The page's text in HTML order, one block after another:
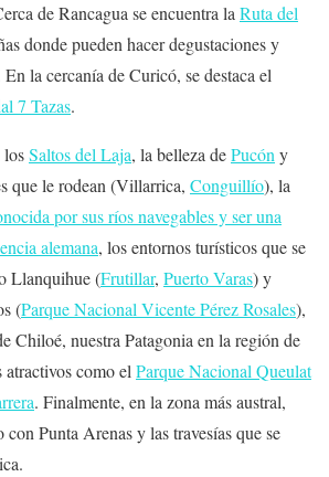
de Rancagua se encuentra la Ruta del
donde pueden hacer degustaciones y
la cercanía de Curicó, se destaca el
7 Tazas.
losSaltos del Laja, la belleza dePucón y
que le rodean (Villarrica, Conguillío), la
por sus ríos navegables y ser una
alemana, los entornos turísticos que se
Llanquihue (Frutillar, Puerto Varas) y
(Parque Nacional Vicente Pérez Rosales),
Chiloé, nuestra Patagonia en la región de
como el Parque Nacional Queulat
. Finalmente, en la zona más austral,
con Punta Arenas y las travesías que se